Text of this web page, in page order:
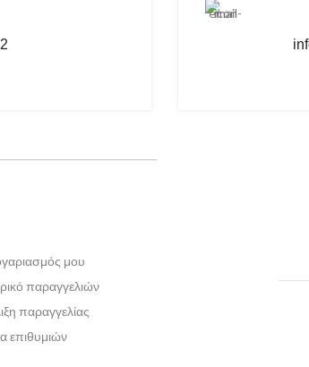
μου
παραγγελιών
παραγγελίας
επιθυμιών